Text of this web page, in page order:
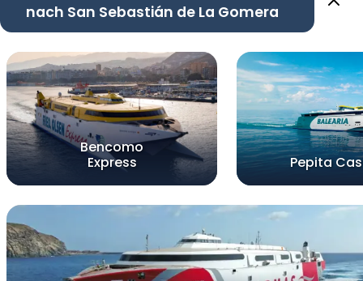
nach San Sebastián de La Gomera
Bencomo
Express
Pepita